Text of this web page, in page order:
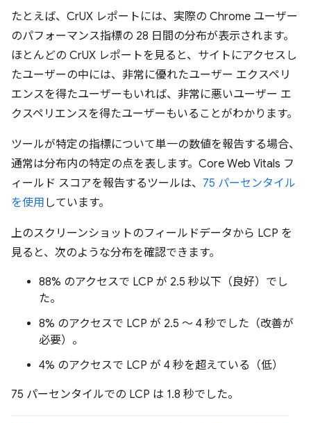
たとえば、CrUX レポートには、実際の Chrome ユーザー
のパフォーマンス指標の 28 日間の分布が表示されます。
ほとんどの CrUX レポートを見ると、サイトにアクセスし
たユーザーの中には、非常に優れたユーザー エクスペリ
エンスを得たユーザーもいれば、非常に悪いユーザー エ
クスペリエンスを得たユーザーもいることがわかります。
ツールが特定の指標について単一の数値を報告する場合、
通常は分布内の特定の点を表します。Core Web Vitals フ
ィールド スコアを報告するツールは、 75 パーセンタイル
を使用 しています。
上のスクリーンショットのフィールドデータから LCP を
見ると、次のような分布を確認できます。
88% のアクセスで LCP が 2.5 秒以下（良好）でし
た。
8% のアクセスで LCP が 2.5 ～ 4 秒でした（改善が
必要）。
4% のアクセスで LCP が 4 秒を超えている（低）
75 パーセンタイルでの LCP は 1.8 秒でした。